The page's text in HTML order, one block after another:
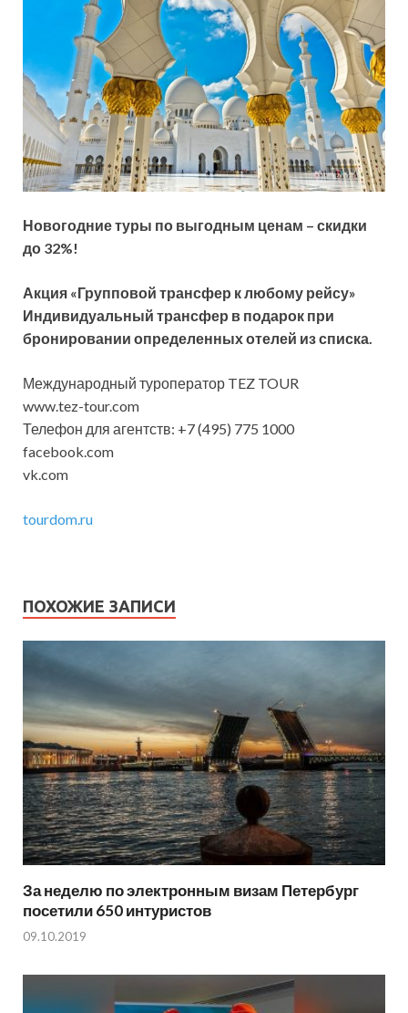
Новогодние туры по выгодным ценам – скидки
до 32%!
Акция «Групповой трансфер к любому рейсу»
Индивидуальный трансфер в подарок при
бронировании определенных отелей из списка.
Международный туроператор TEZ TOUR
www.tez-tour.com
Телефон для агентств: +7 (495) 775 1000
facebook.com
vk.com
tourdom.ru
ПОХОЖИЕ ЗАПИСИ
За неделю по электронным визам Петербург
посетили 650 интуристов
09.10.2019